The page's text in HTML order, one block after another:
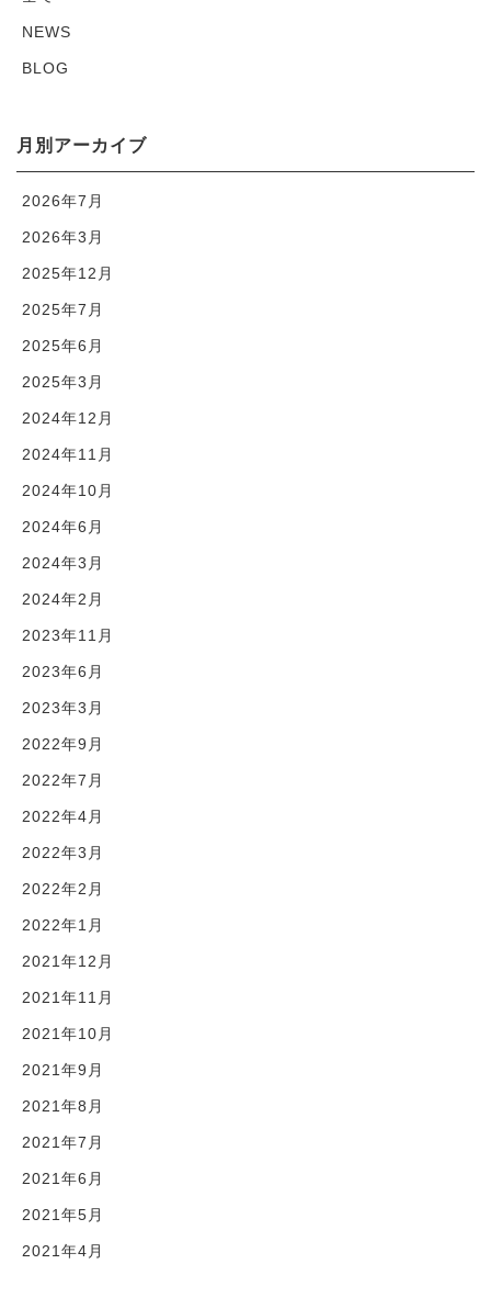
NEWS
BLOG
月別アーカイブ
2026年7月
2026年3月
2025年12月
2025年7月
2025年6月
2025年3月
2024年12月
2024年11月
2024年10月
2024年6月
2024年3月
2024年2月
2023年11月
2023年6月
2023年3月
2022年9月
2022年7月
2022年4月
2022年3月
2022年2月
2022年1月
2021年12月
2021年11月
2021年10月
2021年9月
2021年8月
2021年7月
2021年6月
2021年5月
2021年4月